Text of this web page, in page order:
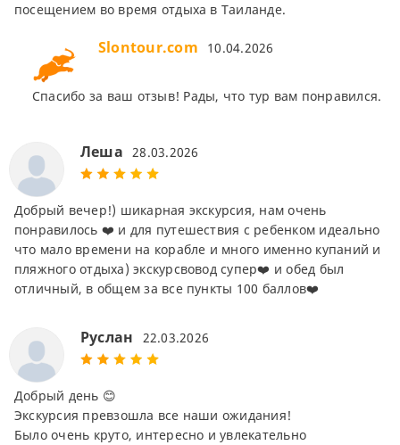
посещением во время отдыха в Таиланде.
Slontour.com 10.04.2026
Спасибо за ваш отзыв! Рады, что тур вам понравился.
Леша 28.03.2026
Добрый вечер!) шикарная экскурсия, нам очень
понравилось ❤️ и для путешествия с ребенком идеально
что мало времени на корабле и много именно купаний и
пляжного отдыха) экскурсвовод супер❤️ и обед был
отличный, в общем за все пункты 100 баллов❤️
Руслан 22.03.2026
Добрый день 😊
Экскурсия превзошла все наши ожидания!
Было очень круто, интересно и увлекательно